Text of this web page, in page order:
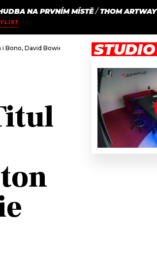
NA PRVNÍM MÍSTĚ/THOM ARTWAY
i Bono, David Bowie jej odmítnulSTUDIO